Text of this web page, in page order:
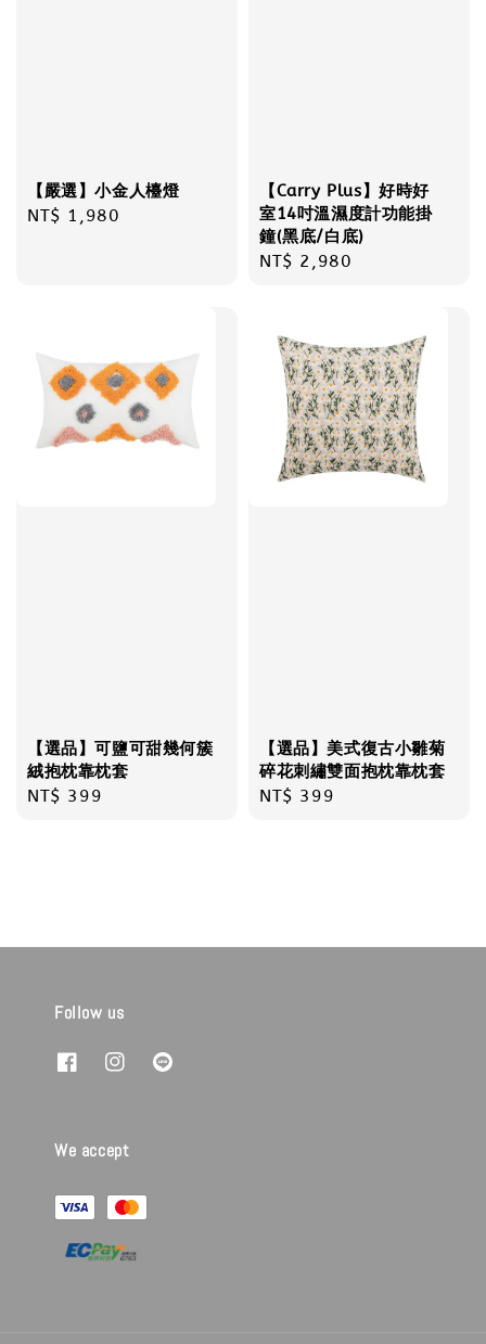
【嚴選】小金人檯燈
Regular
NT$ 1,980
【Carry Plus】好時好
室14吋溫濕度計功能掛
鐘(黑底/白底)
Regular
NT$ 2,980
【選品】可鹽可甜幾何簇
絨抱枕靠枕套
Regular
NT$ 399
【選品】美式復古小雛菊
碎花刺繡雙面抱枕靠枕套
Regular
NT$ 399
Follow us
We accept